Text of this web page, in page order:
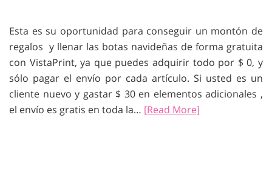
Esta es su oportunidad para conseguir un montón de
regalos y llenar las botas navideñas de forma gratuita
con VistaPrint, ya que puedes adquirir todo por $ 0, y
sólo pagar el envío por cada artículo. Si usted es un
cliente nuevo y gastar $ 30 en elementos adicionales ,
el envío es gratis en toda la… [Read More]